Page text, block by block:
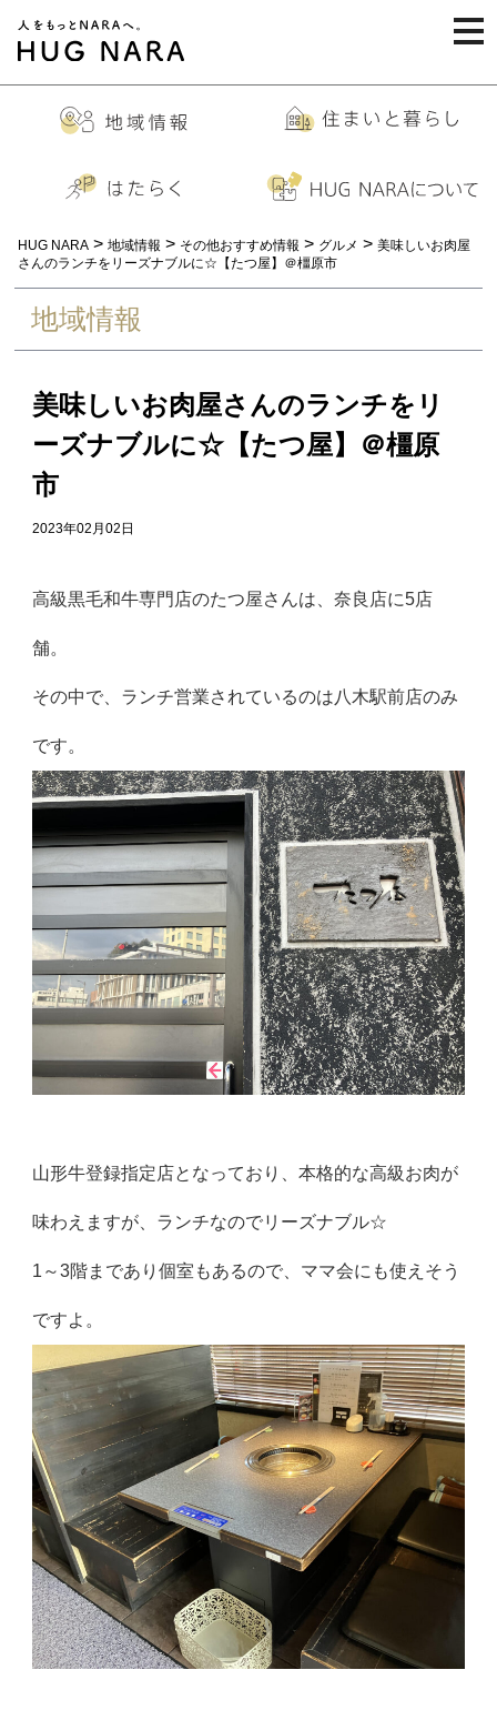
HUG NARA > 地域情報 > その他おすすめ情報 > グルメ > 美味しいお肉屋
さんのランチをリーズナブルに☆【たつ屋】＠橿原市
地域情報
美味しいお肉屋さんのランチをリ
ーズナブルに☆【たつ屋】＠橿原
市
2023年02月02日
高級黒毛和牛専門店のたつ屋さんは、奈良店に5店
舗。
その中で、ランチ営業されているのは八木駅前店のみ
です。
山形牛登録指定店となっており、本格的な高級お肉が
味わえますが、ランチなのでリーズナブル☆
1～3階まであり個室もあるので、ママ会にも使えそう
ですよ。